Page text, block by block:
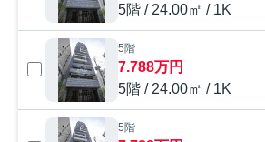
5階 / 24.00㎡ / 1K
5階
7.788万円
5階 / 24.00㎡ / 1K
5階